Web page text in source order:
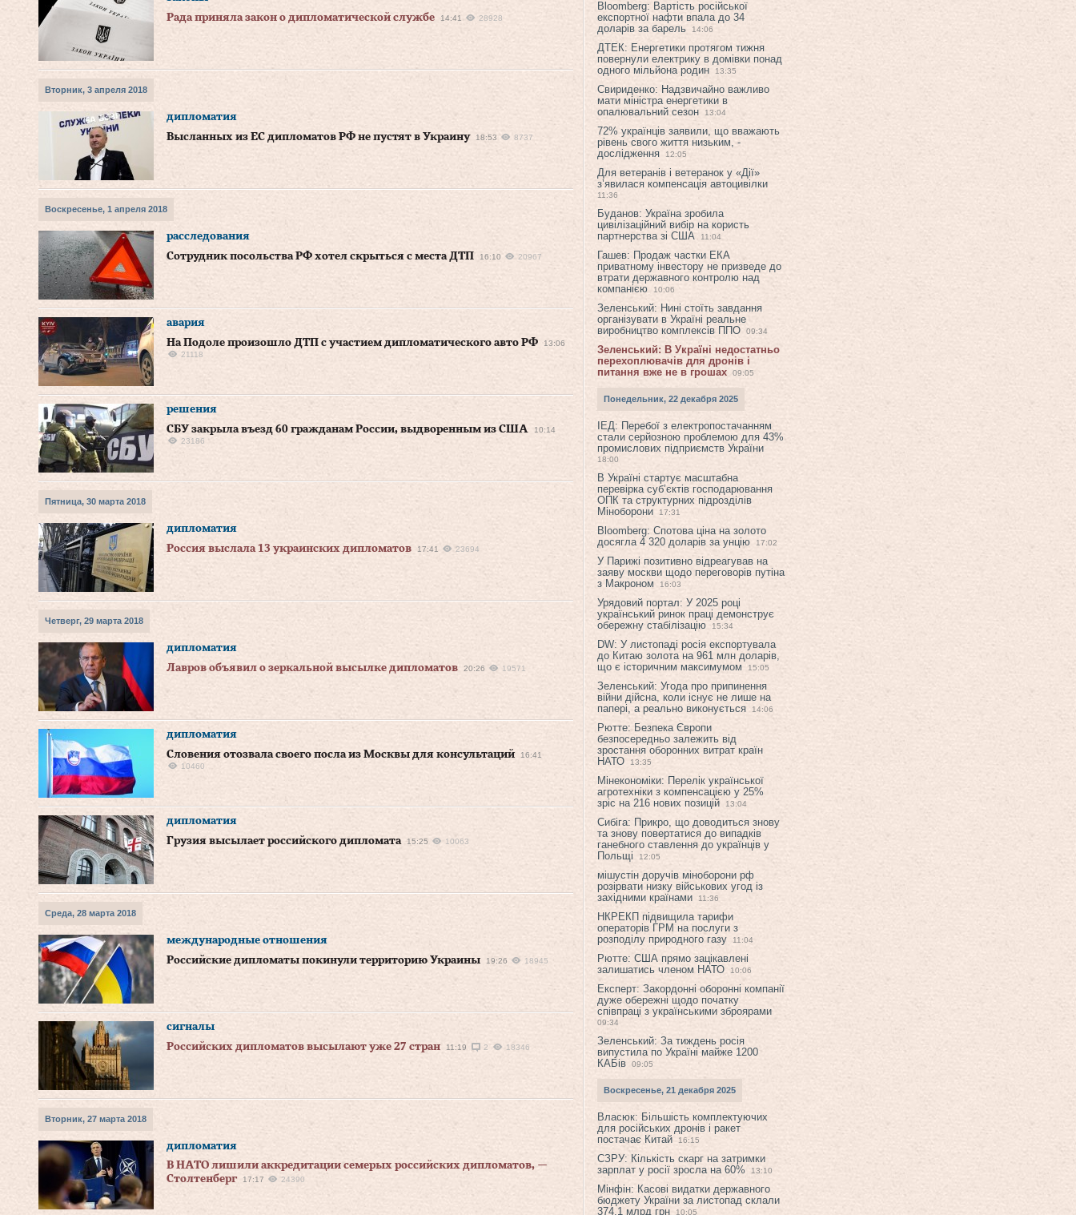
Рада приняла закон о дипломатической службе
14:41 28928
Вторник, 3 апреля 2018
дипломатия
Высланных из ЕС дипломатов РФ не пустят в Украину
18:53 8737
Воскресенье, 1 апреля 2018
расследования
Сотрудник посольства РФ хотел скрыться с места ДТП
16:10 20967
авария
На Подоле произошло ДТП с участием дипломатического авто РФ
13:06
21118
решения
СБУ закрыла въезд 60 гражданам России, выдворенным из США
10:14
23186
Пятница, 30 марта 2018
дипломатия
Россия выслала 13 украинских дипломатов
17:41 23694
Четверг, 29 марта 2018
дипломатия
Лавров объявил о зеркальной высылке дипломатов
20:26 19571
дипломатия
Словения отозвала своего посла из Москвы для консультаций
16:41
10460
дипломатия
Грузия высылает российского дипломата
15:25 10063
Среда, 28 марта 2018
международные отношения
Российские дипломаты покинули территорию Украины
19:26 18945
сигналы
Российских дипломатов высылают уже 27 стран
11:19 2 18346
Вторник, 27 марта 2018
дипломатия
В НАТО лишили аккредитации семерых российских дипломатов, —
Столтенберг
17:17 24390
Bloomberg: Вартість російської
експортної нафти впала до 34
доларів за барель
14:06
ДТЕК: Енергетики протягом тижня
повернули електрику в домівки понад
одного мільйона родин
13:35
Свириденко: Надзвичайно важливо
мати міністра енергетики в
опалювальний сезон
13:04
72% українців заявили, що вважають
рівень свого життя низьким, -
дослідження
12:05
Для ветеранів і ветеранок у «Дії»
з’явилася компенсація автоцивілки
11:36
Буданов: Україна зробила
цивілізаційний вибір на користь
партнерства зі США
11:04
Гашев: Продаж частки ЕКА
приватному інвестору не призведе до
втрати державного контролю над
компанією
10:06
Зеленський: Нині стоїть завдання
організувати в Україні реальне
виробництво комплексів ППО
09:34
Зеленський: В Україні недостатньо
перехоплювачів для дронів і
питання вже не в грошах
09:05
Понедельник, 22 декабря 2025
ІЕД: Перебої з електропостачанням
стали серйозною проблемою для 43%
промислових підприємств України
18:00
В Україні стартує масштабна
перевірка суб’єктів господарювання
ОПК та структурних підрозділів
Міноборони
17:31
Bloomberg: Спотова ціна на золото
досягла 4 320 доларів за унцію
17:02
У Парижі позитивно відреагував на
заяву москви щодо переговорів путіна
з Макроном
16:03
Урядовий портал: У 2025 році
український ринок праці демонструє
обережну стабілізацію
15:34
DW: У листопаді росія експортувала
до Китаю золота на 961 млн доларів,
що є історичним максимумом
15:05
Зеленський: Угода про припинення
війни дійсна, коли існує не лише на
папері, а реально виконується
14:06
Рютте: Безпека Європи
безпосередньо залежить від
зростання оборонних витрат країн
НАТО
13:35
Мінекономіки: Перелік української
агротехніки з компенсацією у 25%
зріс на 216 нових позицій
13:04
Сибіга: Прикро, що доводиться знову
та знову повертатися до випадків
ганебного ставлення до українців у
Польщі
12:05
мішустін доручів міноборони рф
розірвати низку військових угод із
західними країнами
11:36
НКРЕКП підвищила тарифи
операторів ГРМ на послуги з
розподілу природного газу
11:04
Рютте: США прямо зацікавлені
залишатись членом НАТО
10:06
Експерт: Закордонні оборонні компанії
дуже обережні щодо початку
співпраці з українськими зброярами
09:34
Зеленський: За тиждень росія
випустила по Україні майже 1200
КАБів
09:05
Воскресенье, 21 декабря 2025
Власюк: Більшість комплектуючих
для російських дронів і ракет
постачає Китай
16:15
СЗРУ: Кількість скарг на затримки
зарплат у росії зросла на 60%
13:10
Мінфін: Касові видатки державного
бюджету України за листопад склали
374,1 млрд грн
10:05